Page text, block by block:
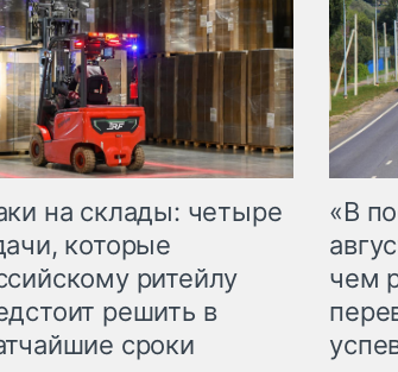
на склады: четыре
которые
ритейлу
решить в
сроки
«В
чем